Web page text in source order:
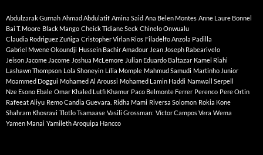
Abdulzarak Gurnah Ahmad Abdulatif Amina Said Ana Belen Montes Anne Laure Bonnel
Bai T. Moore Black Mango Cheick Tidiane Seck Chinelo Onwualu
Claudia Rodriguez Zuñiga Cristopher Virlan Rios Filadelfo Anzola Padilla
Gabriel Mwene Okoundji Hussein Bachir Amadour Jean Joseph Rabearivelo
Jeison Jacome Jacome Joshua McLemore Julian Eduardo Baltazar Kamel Riahi
Lashawn Thompson Lola Shoneyin Lília Momple Mahmud Samudi Martinho Junior
Moammed Doggui Mohamed Al Aroussi Mohamed Lamin Haddi Namwall Serpell
Nze Esono Ebale Omar Khaled Lutfi Khamur Paco Belmonte Ferrer Perenco Pere Ortin
Rafeeat Aliyu Remo Candia Guevara. Ridha Mami Riversa Solomon Rokia Kone
Shahram Khosravi Tlotlo Tsamaase Vasili Grossman: Víctor Campos Vera Wema
Yamen Manai Yamileth Aroquipa Hancco